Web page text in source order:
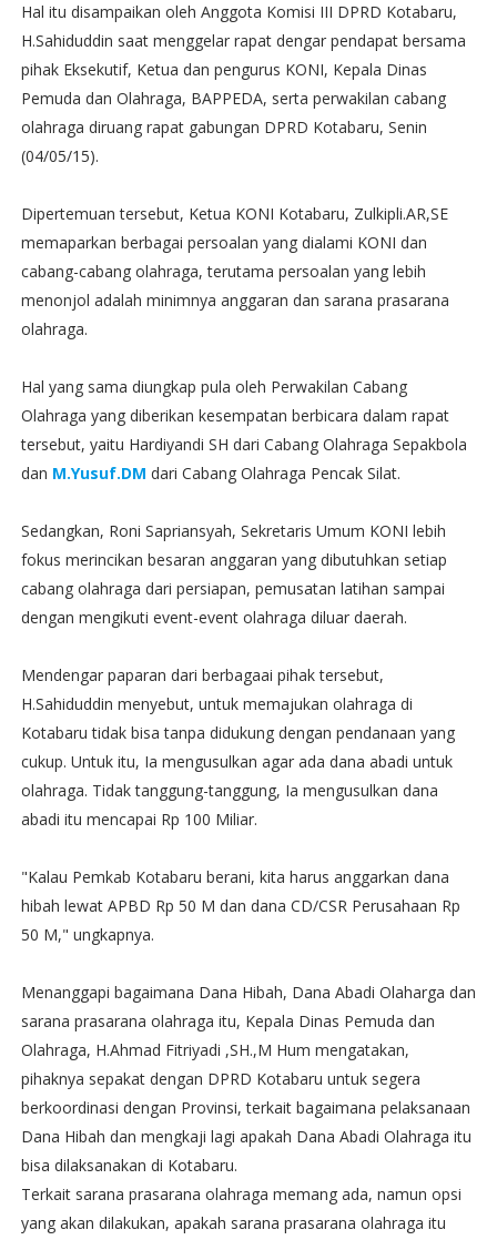
Hal itu disampaikan oleh Anggota Komisi III DPRD Kotabaru,
H.Sahiduddin saat menggelar rapat dengar pendapat bersama
pihak Eksekutif, Ketua dan pengurus KONI, Kepala Dinas
Pemuda dan Olahraga, BAPPEDA, serta perwakilan cabang
olahraga diruang rapat gabungan DPRD Kotabaru, Senin
(04/05/15).
Dipertemuan tersebut, Ketua KONI Kotabaru, Zulkipli.AR,SE
memaparkan berbagai persoalan yang dialami KONI dan
cabang-cabang olahraga, terutama persoalan yang lebih
menonjol adalah minimnya anggaran dan sarana prasarana
olahraga.
Hal yang sama diungkap pula oleh Perwakilan Cabang
Olahraga yang diberikan kesempatan berbicara dalam rapat
tersebut, yaitu Hardiyandi SH dari Cabang Olahraga Sepakbola
dan M.Yusuf.DM dari Cabang Olahraga Pencak Silat.
Sedangkan, Roni Sapriansyah, Sekretaris Umum KONI lebih
fokus merincikan besaran anggaran yang dibutuhkan setiap
cabang olahraga dari persiapan, pemusatan latihan sampai
dengan mengikuti event-event olahraga diluar daerah.
Mendengar paparan dari berbagaai pihak tersebut,
H.Sahiduddin menyebut, untuk memajukan olahraga di
Kotabaru tidak bisa tanpa didukung dengan pendanaan yang
cukup. Untuk itu, Ia mengusulkan agar ada dana abadi untuk
olahraga. Tidak tanggung-tanggung, Ia mengusulkan dana
abadi itu mencapai Rp 100 Miliar.
"Kalau Pemkab Kotabaru berani, kita harus anggarkan dana
hibah lewat APBD Rp 50 M dan dana CD/CSR Perusahaan Rp
50 M," ungkapnya.
Menanggapi bagaimana Dana Hibah, Dana Abadi Olaharga dan
sarana prasarana olahraga itu, Kepala Dinas Pemuda dan
Olahraga, H.Ahmad Fitriyadi ,SH.,M Hum mengatakan,
pihaknya sepakat dengan DPRD Kotabaru untuk segera
berkoordinasi dengan Provinsi, terkait bagaimana pelaksanaan
Dana Hibah dan mengkaji lagi apakah Dana Abadi Olahraga itu
bisa dilaksanakan di Kotabaru.
Terkait sarana prasarana olahraga memang ada, namun opsi
yang akan dilakukan, apakah sarana prasarana olahraga itu